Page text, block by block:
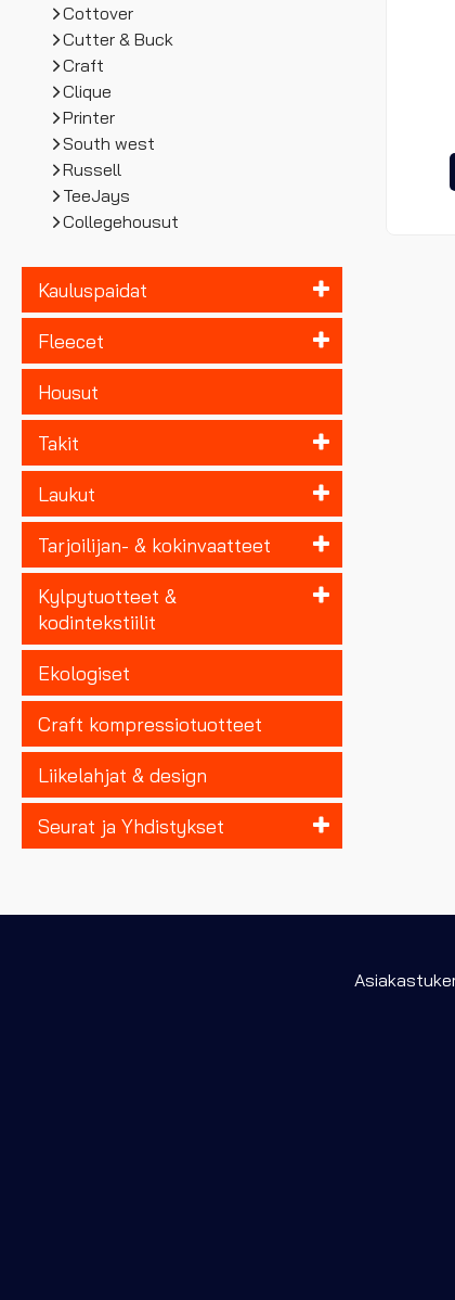
Cottover
Cutter & Buck
Craft
Clique
Printer
South west
Russell
TeeJays
Collegehousut
Kauluspaidat
Fleecet
Housut
Takit
Laukut
Tarjoilijan- & kokinvaatteet
Kylpytuotteet &
kodintekstiilit
Ekologiset
Craft kompressiotuotteet
Liikelahjat & design
Seurat ja Yhdistykset